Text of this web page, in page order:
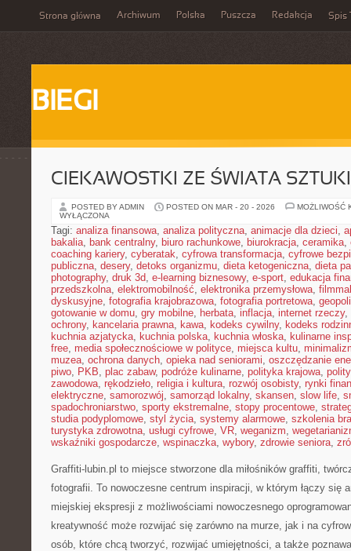
Strona główna Archiwum Polska Puszcza Redakcja Spis
BIEGI
CIEKAWOSTKI ZE ŚWIATA
POSTED BY ADMIN POSTED ON MAR - 20 - 2026
MOŻLIWOŚĆ
WYŁĄCZONA
Tagi: analiza finansowa, analiza polityczna, animacje dla dzieci,
bakalia, bank centralny, biuro rachunkowe, biurokracja, ceramika,
coaching kariery, cyberatak, cyfrowa transformacja, cyfrowe
publiczna, desery, detoks organizmu, dieta ketogeniczna, dieta
photography, druk 3d, e-learning biznesowy, e-sport, edukacja
przedszkolna, elektromobilność, elektronika przemysłowa,
dyskusyjne, fotografia krajobrazowa, fotografia portretowa,
gotowanie w domu, gry mobilne, herbata, inflacja, internet rzeczy,
ochrony, kancelaria prawna, kawa, kodeks cywilny, kodeks
kuchnia azjatycka, kuchnia polska, kuchnia włoska, kulinarne
free, media społecznościowe w polityce, miejsca kultu,
muzea, ochrona danych, opieka nad seniorami, oszczędzanie
piwo, PKB, plac zabaw, podróże kulinarne, polityka krajowa,
zawodowa, rękodzieło, religia i kultura, rozwój osobisty, rynki
elektryczne, samorozwój, samorząd lokalny, skansen, slow life,
spadochroniarstwo, sporty ekstremalne, stopy procentowe,
studia podyplomowe, styl życia, systemy alarmowe, szkolenia
turystyka zdrowotna, usługi cyfrowe, VR, weganizm,
wskaźniki gospodarcze, wspinaczka, wybory, zdrowie seniora,
Graffiti-lubin.pl to miejsce stworzone dla miłośników graffiti,
fotografii. To nowoczesne centrum inspiracji, w którym łączy się
miejskiej ekspresji z możliwościami nowoczesnego
kreatywność może rozwijać się zarówno na murze, jak i na
osób, które chcą tworzyć, rozwijać umiejętności, a także